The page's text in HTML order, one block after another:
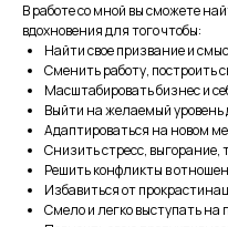
В работе со мной вы сможете
вдохновения для того чтобы:
Найти свое призвание и
Сменить работу, построить
Масштабировать бизнес и
Выйти на желаемый уровень
Адаптироваться на новом
Снизить стресс, выгорание,
Решить конфликты в
Избавиться от
Смело и легко выступать на